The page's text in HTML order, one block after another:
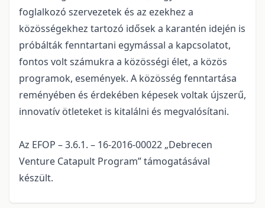
foglalkozó szervezetek és az ezekhez a
közösségekhez tartozó idősek a karantén idején is
próbálták fenntartani egymással a kapcsolatot,
fontos volt számukra a közösségi élet, a közös
programok, események. A közösség fenntartása
reményében és érdekében képesek voltak újszerű,
innovatív ötleteket is kitalálni és megvalósítani.
Az EFOP – 3.6.1. – 16-2016-00022 „Debrecen
Venture Catapult Program” támogatásával
készült.